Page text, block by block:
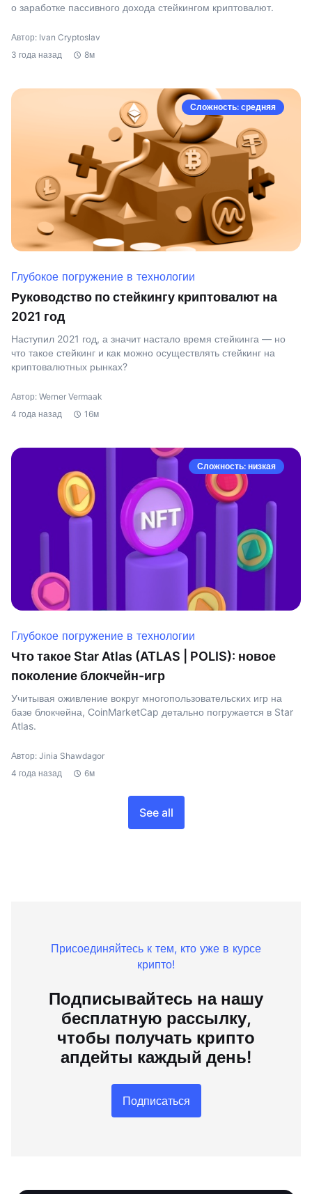
о заработке пассивного дохода стейкингом криптовалют.
Автор: Ivan Cryptoslav
3 года назад
8м
Сложность: средняя
Глубокое погружение в технологии
Руководство по стейкингу криптовалют на
2021 год
Наступил 2021 год, а значит настало время стейкинга — но
что такое стейкинг и как можно осуществлять стейкинг на
криптовалютных рынках?
Автор: Werner Vermaak
4 года назад
16м
Сложность: низкая
Глубокое погружение в технологии
Что такое Star Atlas (ATLAS | POLIS): новое
поколение блокчейн-игр
Учитывая оживление вокруг многопользовательских игр на
базе блокчейна, CoinMarketCap детально погружается в Star
Atlas.
Автор: Jinia Shawdagor
4 года назад
6м
See all
Присоединяйтесь к тем, кто уже в курсе
крипто!
Подписывайтесь на нашу
бесплатную рассылку,
чтобы получать крипто
апдейты каждый день!
Подписаться